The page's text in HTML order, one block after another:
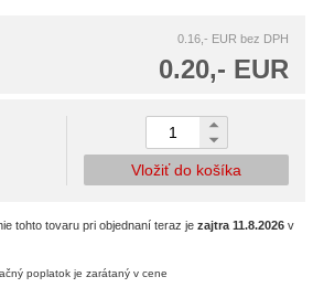
0.16,- EUR bez DPH
0.20,- EUR
Vložiť do košíka
tohto tovaru pri objednaní teraz je zajtra 11.8.2026 v
poplatok je zarátaný v cene